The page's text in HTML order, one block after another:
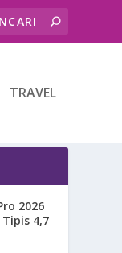
TRAVEL
2026
Tipis 4,7